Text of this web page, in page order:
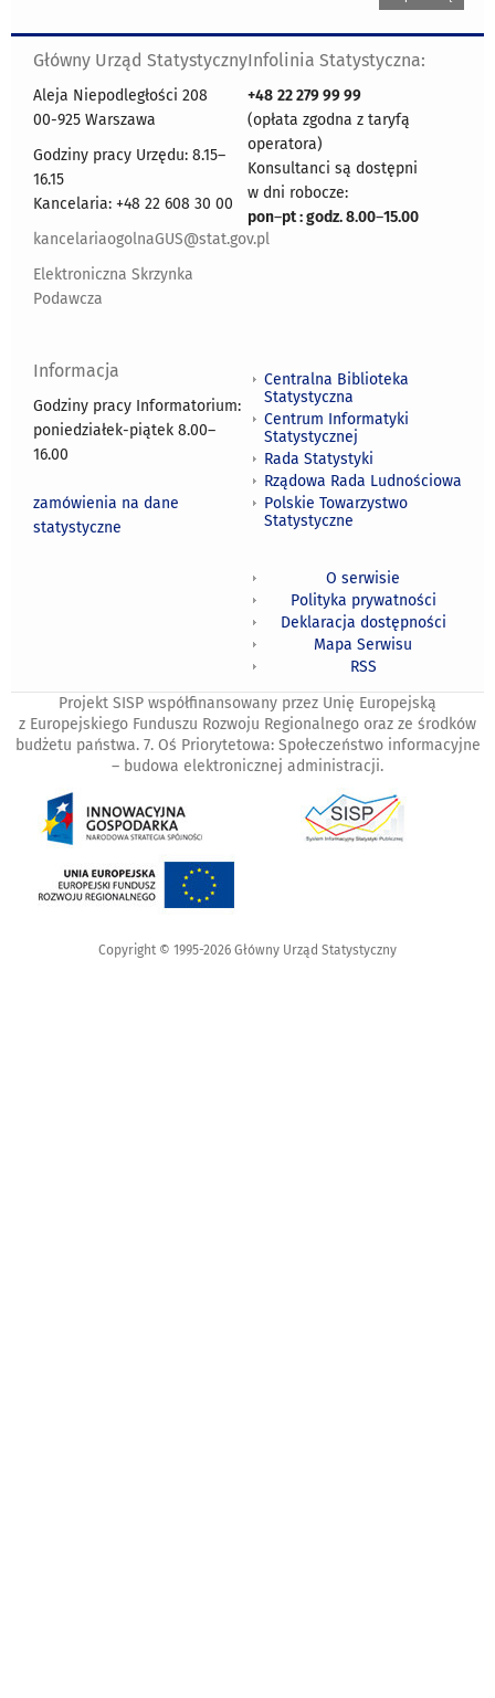
Główny Urząd Statystyczny
Aleja Niepodległości 208
00-925 Warszawa
Godziny pracy Urzędu: 8.15–
16.15
Kancelaria: +48 22 608 30 00
kancelariaogolnaGUS@stat.gov.pl
Elektroniczna Skrzynka
Podawcza
Infolinia Statystyczna:
+48 22 279 99 99
(opłata zgodna z taryfą
operatora)
Konsultanci są dostępni
w dni robocze:
pon–pt : godz. 8.00–15.00
Informacja
Godziny pracy Informatorium:
poniedziałek-piątek 8.00–
16.00
zamówienia na dane
statystyczne
Centralna Biblioteka
Statystyczna
Centrum Informatyki
Statystycznej
Rada Statystyki
Rządowa Rada Ludnościowa
Polskie Towarzystwo
Statystyczne
O serwisie
Polityka prywatności
Deklaracja dostępności
Mapa Serwisu
RSS
Projekt SISP współfinansowany przez Unię Europejską
z Europejskiego Funduszu Rozwoju Regionalnego oraz ze środków
budżetu państwa. 7. Oś Priorytetowa: Społeczeństwo informacyjne
– budowa elektronicznej administracji.
Copyright © 1995-2026 Główny Urząd Statystyczny